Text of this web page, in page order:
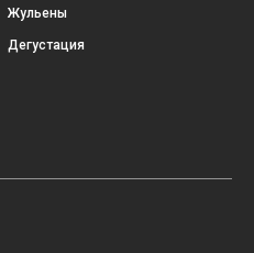
Жульены
Дегустация